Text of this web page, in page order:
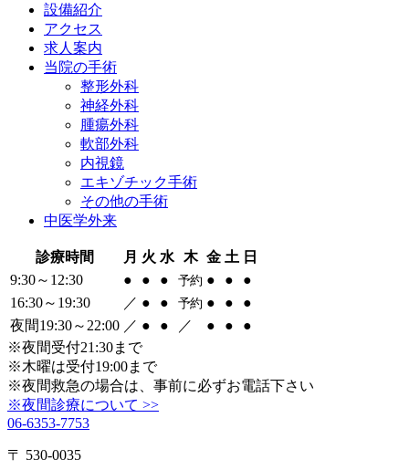
設備紹介
アクセス
求人案内
当院の手術
整形外科
神経外科
腫瘍外科
軟部外科
内視鏡
エキゾチック手術
その他の手術
中医学外来
診療時間 月 火 水 木 金 土 日
9:30～12:30
● ● ● 予約 ● ●
●
16:30～19:30
／ ● ● 予約 ● ●
●
夜間19:30～22:00 ／ ● ● ／ ● ●
●
※夜間受付21:30まで
※木曜は受付19:00まで
※夜間救急の場合は、事前に必ずお電話下さい
※夜間診療について >>
06-6353-7753
〒 530-0035